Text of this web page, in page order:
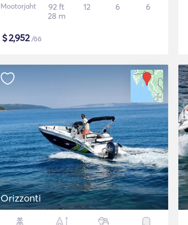
Mootorjaht
92 ft
28 m
12 6 6
$2,952/öö
Orizzonti